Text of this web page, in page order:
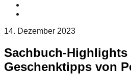
14. Dezember 2023
Sachbuch-Highlights
Geschenktipps von